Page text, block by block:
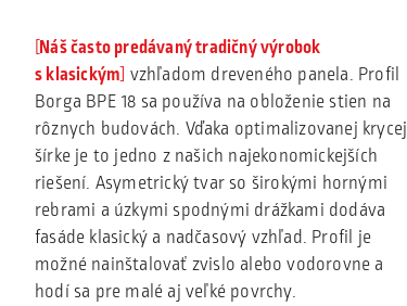
Náš často predávaný tradičný výrobok
s klasickým vzhľadom dreveného panela. Profil
Borga BPE 18 sa používa na obloženie stien na
rôznych budovách. Vďaka optimalizovanej krycej
šírke je to jedno z našich najekonomickejších
riešení. Asymetrický tvar so širokými hornými
rebrami a úzkymi spodnými drážkami dodáva
fasáde klasický a nadčasový vzhľad. Profil je
možné nainštalovať zvislo alebo vodorovne a
hodí sa pre malé aj veľké povrchy.